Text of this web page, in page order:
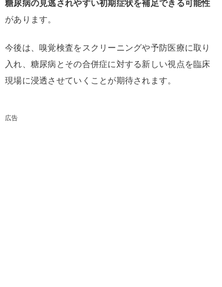
糖尿病の見逃されやすい初期症状を補足できる可能性
があります。
今後は、嗅覚検査をスクリーニングや予防医療に取り
入れ、糖尿病とその合併症に対する新しい視点を臨床
現場に浸透させていくことが期待されます。
広告